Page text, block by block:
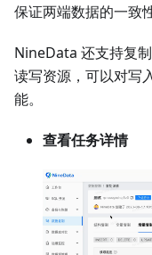
保证两端数据的一致性
NineData 还支持复
读写资源，可以对写
能。
查看任务详情